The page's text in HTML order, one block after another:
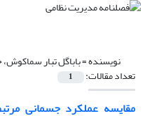
نویسنده =باباگل تبار
تعداد مقالات: 1
مقایسه عملکرد جسمانی